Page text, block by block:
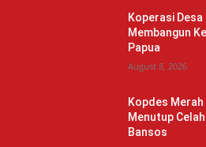
Koperasi
Membangun
Papua
August 8, 2026
Kopdes
Menutup
Bansos